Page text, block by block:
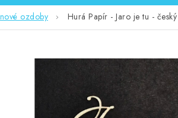
ozdoby Hurá Papír - Jaro je tu -